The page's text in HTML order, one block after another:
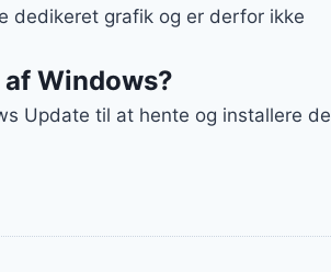
dedikeret grafik og er derfor ikke
Windows?
Update til at hente og installere de